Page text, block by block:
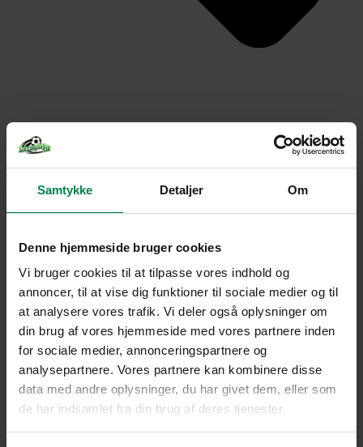
Samtykke Detaljer Om
Denne hjemmeside bruger cookies
Vi bruger cookies til at tilpasse vores indhold og
annoncer, til at vise dig funktioner til sociale medier og til
at analysere vores trafik. Vi deler også oplysninger om
din brug af vores hjemmeside med vores partnere inden
for sociale medier, annonceringspartnere og
analysepartnere. Vores partnere kan kombinere disse
data med andre oplysninger, du har givet dem, eller som
de har indsamlet fra din brug af deres tjenester.